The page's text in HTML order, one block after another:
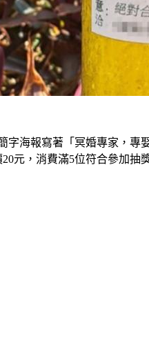
海報寫著「冥婚專家，專
元，消費滿5位符合參加抽